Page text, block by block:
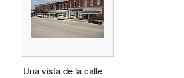
Una vista de la calle